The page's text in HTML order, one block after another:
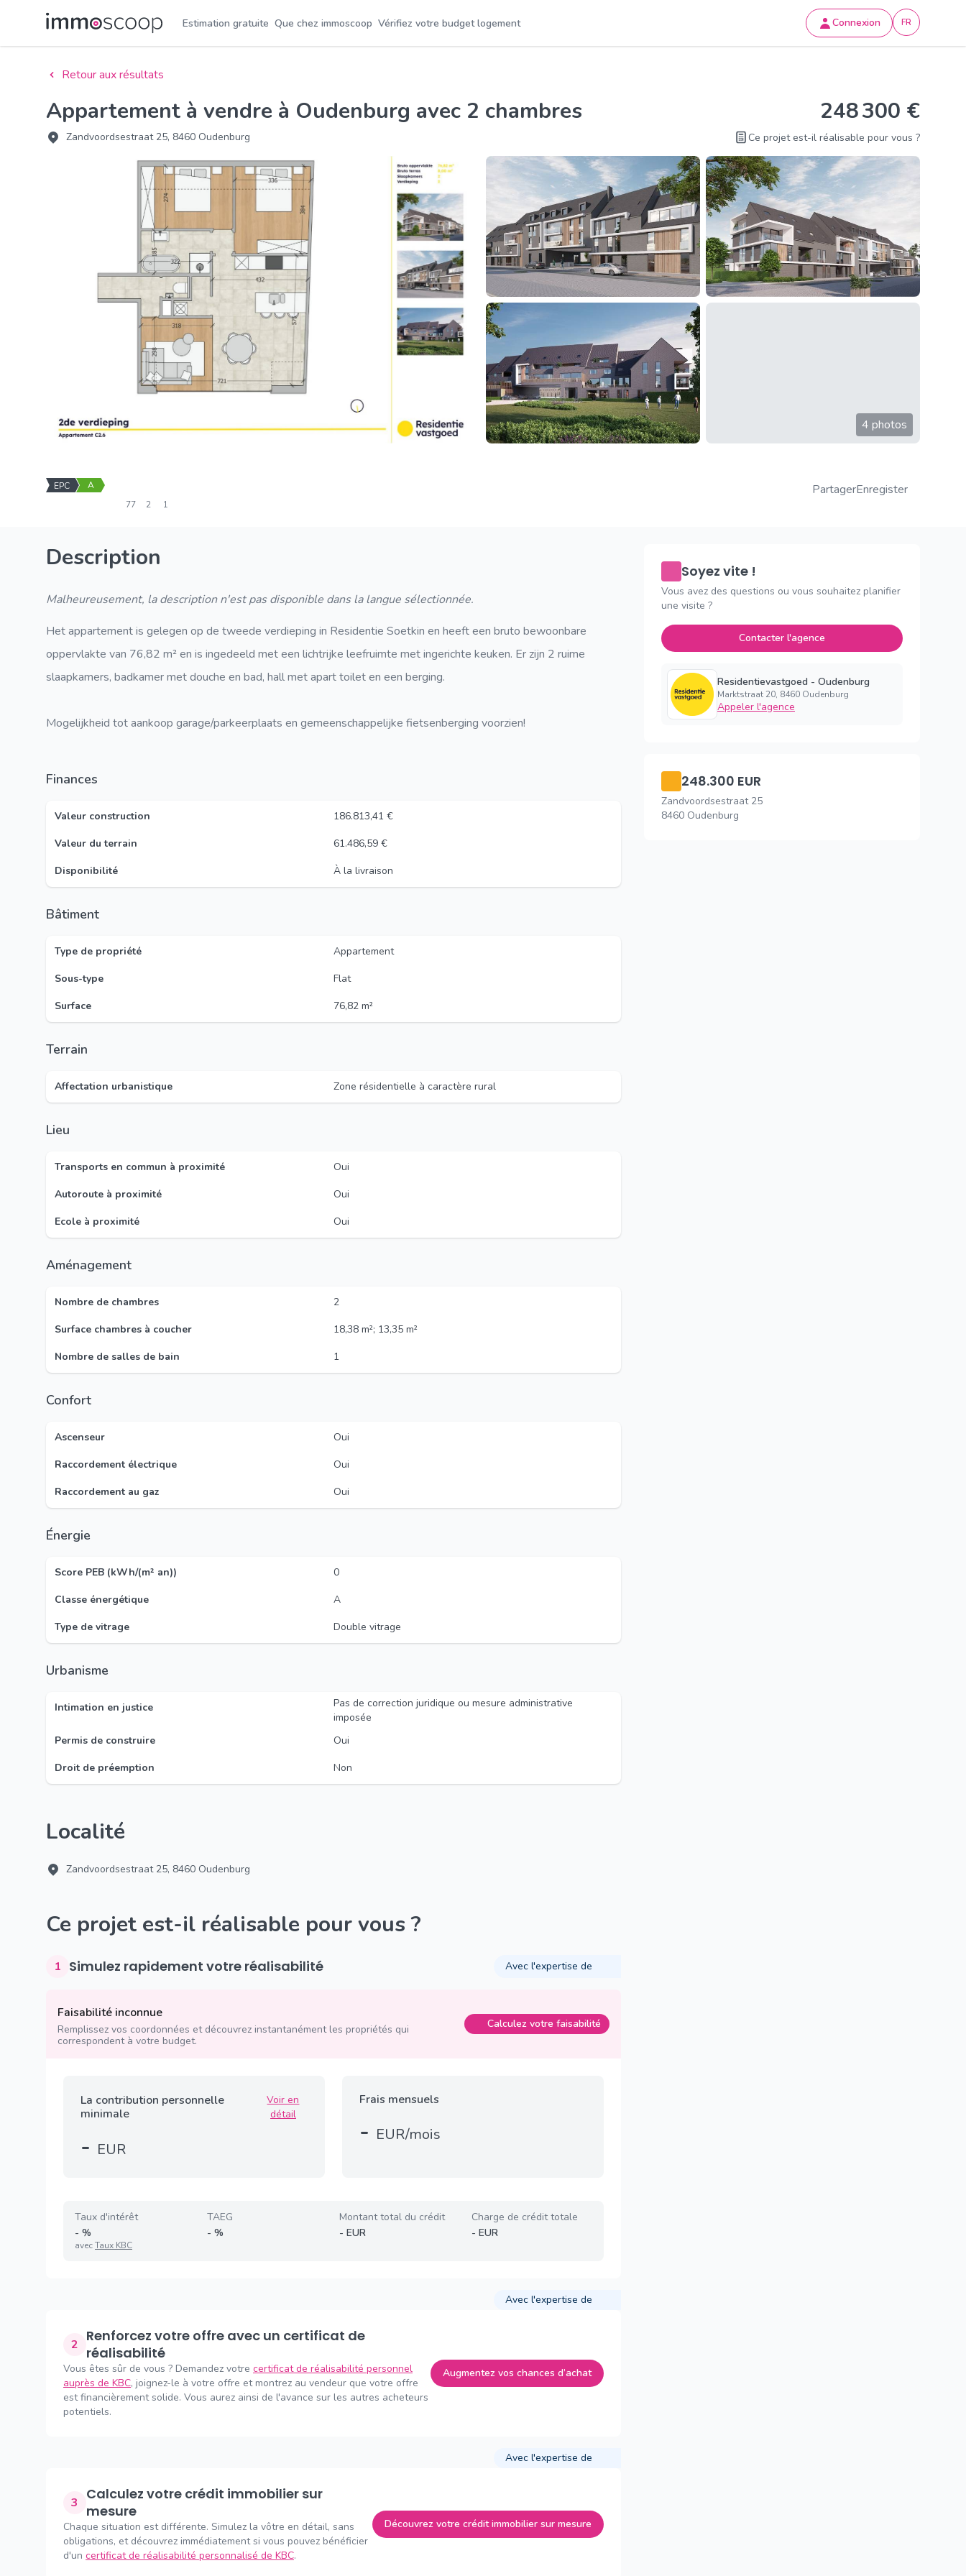
Estimation gratuite Que chez immoscoop Vérifiez votre budget logement Connexion FR
Retour aux résultats
Appartement à vendre à Oudenburg avec 2 chambres
Zandvoordsestraat 25, 8460 Oudenburg
248 300 €
Ce projet est-il réalisable pour vous ?
4 photos
EPC A
77 2 1
PartagerEnregister
Description
Malheureusement, la description n'est pas disponible dans la langue sélectionnée.
Het appartement is gelegen op de tweede verdieping in Residentie Soetkin en heeft een bruto bewoonbare
oppervlakte van 76,82 m² en is ingedeeld met een lichtrijke leefruimte met ingerichte keuken. Er zijn 2 ruime
slaapkamers, badkamer met douche en bad, hall met apart toilet en een berging.
Mogelijkheid tot aankoop garage/parkeerplaats en gemeenschappelijke fietsenberging voorzien!
Finances
Valeur construction
186.813,41 €
Valeur du terrain
61.486,59 €
Disponibilité
À la livraison
Bâtiment
Type de propriété
Appartement
Sous-type
Flat
Surface
76,82 m²
Terrain
Affectation urbanistique Zone résidentielle à caractère rural
Lieu
Transports en commun à proximité
Oui
Autoroute à proximité
Oui
Ecole à proximité
Oui
Aménagement
Nombre de chambres
2
Surface chambres à coucher
18,38 m²; 13,35 m²
Nombre de salles de bain
1
Confort
Ascenseur
Oui
Raccordement électrique
Oui
Raccordement au gaz
Oui
Énergie
Score PEB (kWh/(m² an))
0
Classe énergétique
A
Type de vitrage
Double vitrage
Urbanisme
Intimation en justice
Pas de correction juridique ou mesure administrative
imposée
Permis de construire
Oui
Droit de préemption
Non
Localité
Zandvoordsestraat 25, 8460 Oudenburg
Ce projet est-il réalisable pour vous ?
1 Simulez rapidement votre réalisabilité Avec l'expertise de
Faisabilité inconnue
Remplissez vos coordonnées et découvrez instantanément les propriétés qui
correspondent à votre budget.
Calculez votre faisabilité
La contribution personnelle
minimale
Voir en
détail
- EUR
Frais mensuels
- EUR/mois
Taux d'intérêt
- %
avecTaux KBC
TAEG
- %
Montant total du crédit
- EUR
Charge de crédit totale
- EUR
Avec l'expertise de
2 Renforcez votre offre avec un certificat de
réalisabilité
Vous êtes sûr de vous ? Demandez votre certificat de réalisabilité personnel
auprès de KBC, joignez-le à votre offre et montrez au vendeur que votre offre
est financièrement solide. Vous aurez ainsi de l'avance sur les autres acheteurs
potentiels.
Augmentez vos chances d’achat
Avec l'expertise de
3
Calculez votre crédit immobilier sur
mesure
Chaque situation est différente. Simulez la vôtre en détail, sans
obligations, et découvrez immédiatement si vous pouvez bénéficier
d'un certificat de réalisabilité personnalisé de KBC.
Découvrez votre crédit immobilier sur mesure
Soyez vite !
Vous avez des questions ou vous souhaitez planifier
une visite ?
Contacter l'agence
Residentievastgoed - Oudenburg
Marktstraat 20, 8460 Oudenburg
Appeler l'agence
248.300 EUR
Zandvoordsestraat 25
8460 Oudenburg